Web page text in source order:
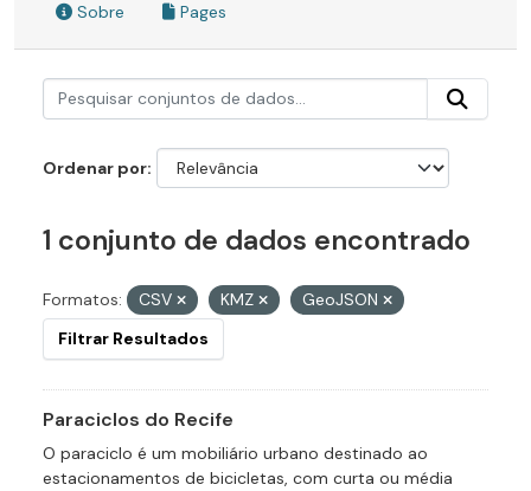
Sobre Pages
Ordenar por
1 conjunto de dados encontrado
Formatos: CSV KMZ
GeoJSON
Filtrar Resultados
Paraciclos do Recife
O paraciclo é um mobiliário urbano destinado ao
estacionamentos de bicicletas, com curta ou média